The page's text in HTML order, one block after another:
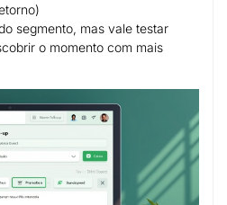
segmento, mas vale testar
o momento com mais